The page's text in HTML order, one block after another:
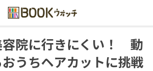
容院に行きにくい！ 動
うちヘアカットに挑戦